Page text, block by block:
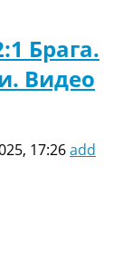
Брага.
Видео
17:26add